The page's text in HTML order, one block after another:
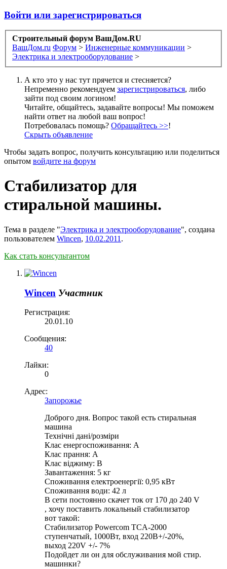
Войти или зарегистрироваться
Строительный форум ВашДом.RU
ВашДом.ru Форум > Инженерные коммуникации >
Электрика и электрооборудование >
А кто это у нас тут прячется и стесняется?
Непременно рекомендуем зарегистрироваться, либо
зайти под своим логином!
Читайте, общайтесь, задавайте вопросы! Мы поможем
найти ответ на любой ваш вопрос!
Потребовалась помощь? Обращайтесь >>!
Скрыть объявление
Чтобы задать вопрос, получить консультацию или поделиться
опытом войдите на форум
Стабилизатор для
стиральной машины.
Тема в разделе "Электрика и электрооборудование", создана
пользователем Wincen, 10.02.2011 .
Как стать консультантом
Wincen Участник
Регистрация:
20.01.10
Сообщения:
40
Лайки:
0
Адрес:
Запорожье
Доброго дня. Вопрос такой есть стиральная
машина
Технічні дані/розміри
Клас енергоспоживання: A
Клас прання: A
Клас віджиму: B
Завантаження: 5 кг
Споживання електроенергії: 0,95 кВт
Споживання води: 42 л
В сети постоянно скачет ток от 170 до 240 V
, хочу поставить локальный стабилизатор
вот такой:
Стабилизатор Powercom TCA-2000
ступенчатый, 1000Вт, вход 220В+/-20%,
выход 220V +/- 7%
Подойдет ли он для обслуживания мой стир.
машинки?